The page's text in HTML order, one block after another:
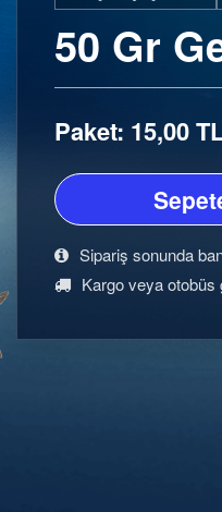
50 Gr
Paket: 15,00
Sipariş sonunda
Kargo veya